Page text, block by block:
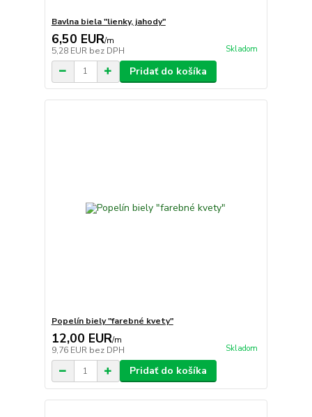
Bavlna biela "lienky, jahody"
6,50 EUR/m
5,28 EUR bez DPH Skladom
Pridať do košíka
Popelín biely "farebné kvety"
12,00 EUR/m
9,76 EUR bez DPH Skladom
Pridať do košíka